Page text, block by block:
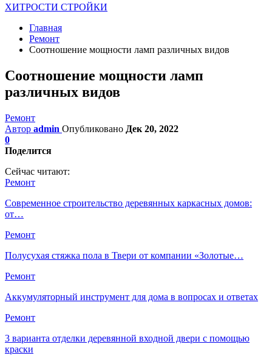
ХИТРОСТИ СТРОЙКИ
Главная
Ремонт
Соотношение мощности ламп различных видов
Соотношение мощности ламп
различных видов
Ремонт
Автор admin Опубликовано Дек 20, 2022
0
Поделится
Сейчас читают:
Ремонт
Современное строительство деревянных каркасных домов:
от…
Ремонт
Полусухая стяжка пола в Твери от компании «Золотые…
Ремонт
Аккумуляторный инструмент для дома в вопросах и ответах
Ремонт
3 варианта отделки деревянной входной двери с помощью
краски